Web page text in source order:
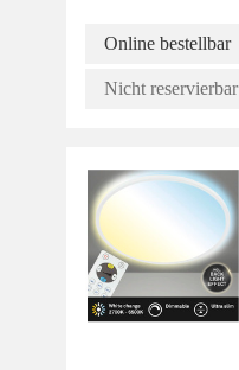
Online bestellbar
Nicht reservierbar